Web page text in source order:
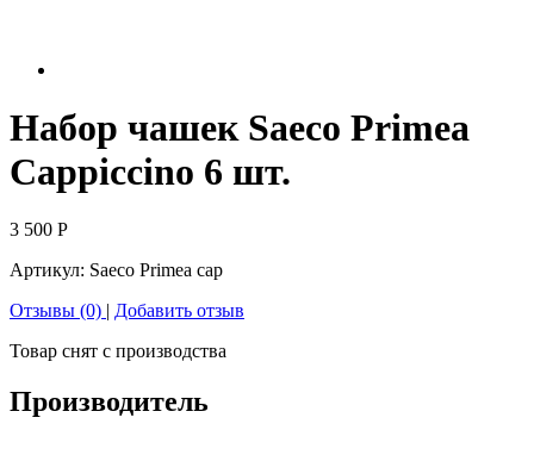
Набор чашек Saeco Primea
Cappiccino 6 шт.
3 500 Р
Артикул: Saeco Primea cap
Отзывы (0) | Добавить отзыв
Товар снят с производства
Производитель